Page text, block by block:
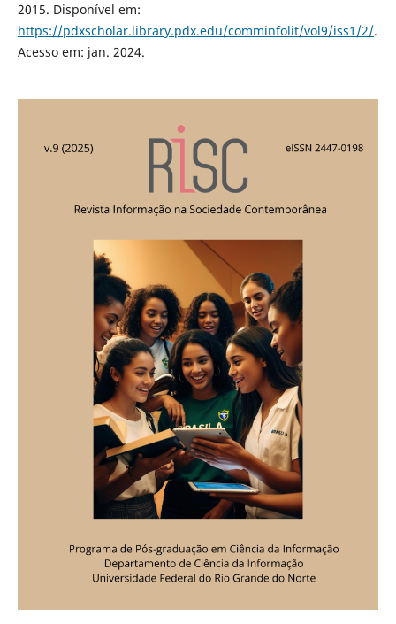
2015. Disponível em:
https://pdxscholar.library.pdx.edu/comminfolit/vol9/iss1/2/.
Acesso em: jan. 2024.